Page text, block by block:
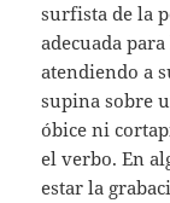
surfista de la
adecuada
atendiendo a
supina sobre
óbice ni
el verbo. En
estar la